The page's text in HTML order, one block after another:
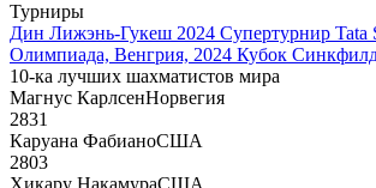
Турниры
Дин Лижэнь-Гукеш 2024 Супертурнир Tata
Олимпиада, Венгрия, 2024 Кубок
10-ка лучших шахматистов мира
Магнус КарлсенНорвегия
2831
Каруана ФабианоСША
2803
Хикару НакамураСША